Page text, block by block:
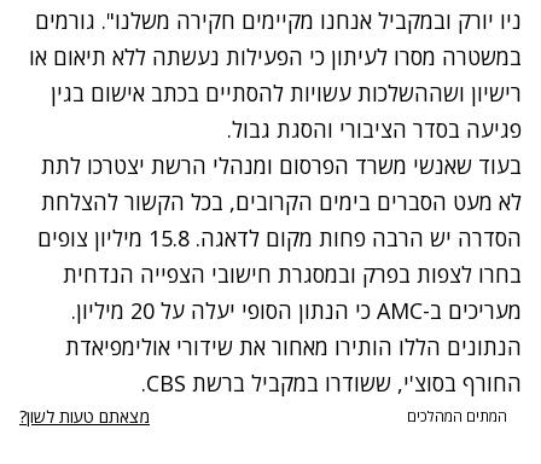
ניו יורק ובמקביל אנחנו מקיימים חקירה משלנו". גורמים
במשטרה מסרו לעיתון כי הפעילות נעשתה ללא תיאום או
רישיון ושההשלכות עשויות להסתיים בכתב אישום בגין
פגיעה בסדר הציבורי והסגת גבול.
בעוד שאנשי משרד הפרסום ומנהלי הרשת יצטרכו לתת
לא מעט הסברים בימים הקרובים, בכל הקשור להצלחת
הסדרה יש הרבה פחות מקום לדאגה. 15.8 מיליון צופים
בחרו לצפות בפרק ובמסגרת חישובי הצפייה הנדחית
מעריכים ב-AMC כי הנתון הסופי יעלה על 20 מיליון.
הנתונים הללו הותירו מאחור את שידורי אולימפיאדת
החורף בסוצ'י, ששודרו במקביל ברשת CBS.
המתים המהלכים מצאתם טעות לשון?